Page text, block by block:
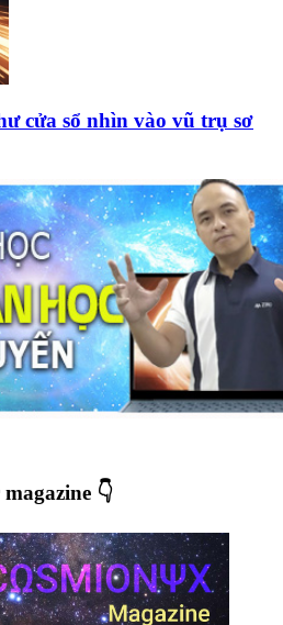
cửa sổ nhìn vào vũ trụ sơ
👇